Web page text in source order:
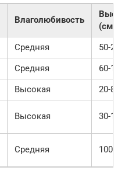
Влаголюбивость
(см)
Средняя
50-200
Средняя
60-100
Высокая 20-80
Высокая 30-120
Средняя 100-